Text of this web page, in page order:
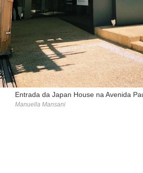
Entrada da Japan House na Avenida
Manuella Mansani